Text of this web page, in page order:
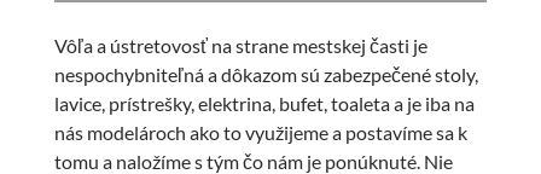
Vôľa a ústretovosť na strane mestskej časti je
nespochybniteľná a dôkazom sú zabezpečené stoly,
lavice, prístrešky, elektrina, bufet, toaleta a je iba na
nás modelároch ako to využijeme a postavíme sa k
tomu a naložíme s tým čo nám je ponúknuté. Nie